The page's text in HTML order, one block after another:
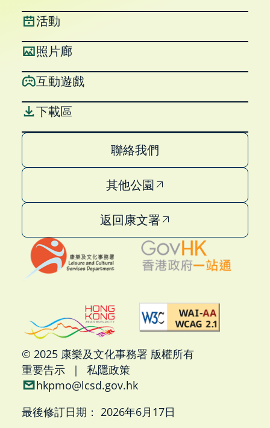
活動
照片廊
互動遊戲
下載區
聯絡我們
其他公園
返回康文署
© 2025 康樂及文化事務署 版權所有
重要告示
｜
私隱政策
hkpmo@lcsd.gov.hk
最後修訂日期： 2026年6月17日